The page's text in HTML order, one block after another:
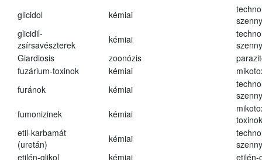
glicidol
kémiai
glicidil-
zsírsavészterek
kémiai
Giardiosis
zoonózis
fuzárium-toxinok
kémiai
furánok
kémiai
fumonizinek
kémiai
toxinok
etil-karbamát
(uretán)
kémiai
etilén-glikol
kémiai
etilén-